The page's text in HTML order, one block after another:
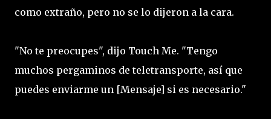
como extraño, pero no se lo dijeron a la cara.
"No te preocupes", dijo Touch Me. "Tengo
muchos pergaminos de teletransporte, así que
puedes enviarme un [Mensaje] si es necesario."